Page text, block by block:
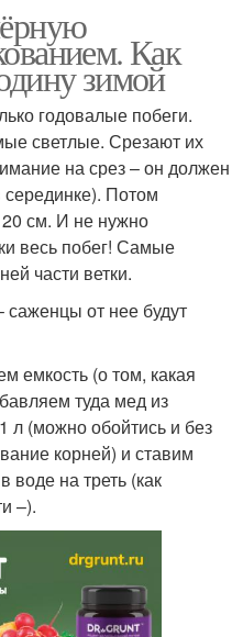
Как
зимой
годовалые побеги.
светлые. Срезают их
на срез – он должен
Потом
см. И не нужно
весь побег! Самые
части ветки.
от нее будут
емкость (о том, какая
туда мед из
л (можно обойтись и без
корней) и ставим
воде на треть (как
–).